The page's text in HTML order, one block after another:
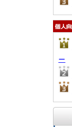
ー